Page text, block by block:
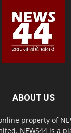
ABOUT US
property of
NEWS44 is a